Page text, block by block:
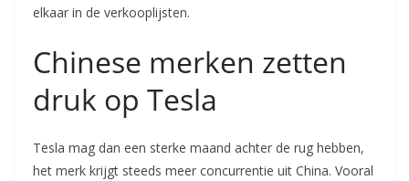
elkaar in de verkooplijsten.
Chinese merken zetten
druk op Tesla
Tesla mag dan een sterke maand achter de rug hebben,
het merk krijgt steeds meer concurrentie uit China. Vooral